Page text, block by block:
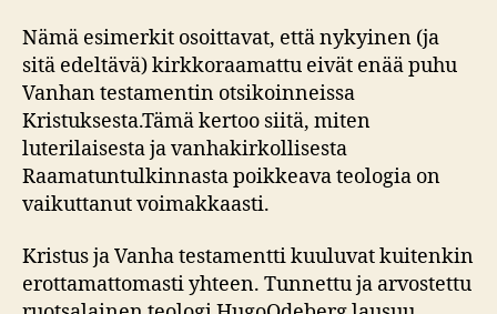
Nämä esimerkit osoittavat, että nykyinen (ja
sitä edeltävä) kirkkoraamattu eivät enää puhu
Vanhan testamentin otsikoinneissa
Kristuksesta.Tämä kertoo siitä, miten
luterilaisesta ja vanhakirkollisesta
Raamatuntulkinnasta poikkeava teologia on
vaikuttanut voimakkaasti.
Kristus ja Vanha testamentti kuuluvat kuitenkin
erottamattomasti yhteen. Tunnettu ja arvostettu